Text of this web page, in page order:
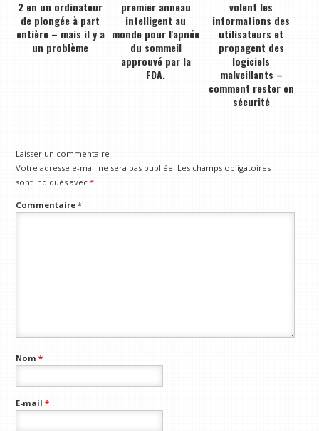
2 en un ordinateur
de plongée à part
entière – mais il y a
un problème
premier anneau
intelligent au
monde pour l'apnée
du sommeil
approuvé par la
FDA.
volent les
informations des
utilisateurs et
propagent des
logiciels
malveillants –
comment rester en
sécurité
Laisser un commentaire
Votre adresse e-mail ne sera pas publiée. Les champs obligatoires
sont indiqués avec*
Commentaire*
Nom*
E-mail*